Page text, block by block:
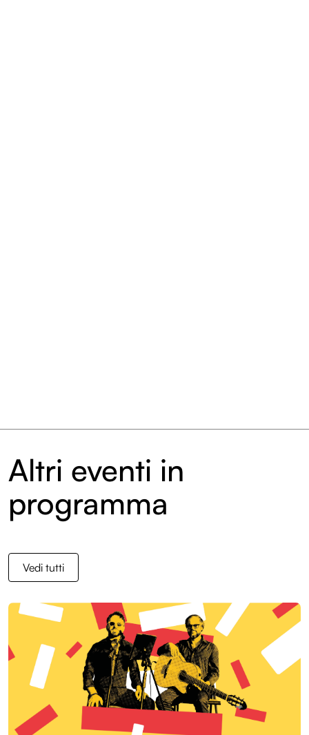
Diventa volontario
Edizioni
Entroterre Festival 2025
Entroterre Festival 2024
Entroterre Festival 2023
Entroterre Festival 2022
Archivio eventi
Altri eventi in
programma
Vedi tutti